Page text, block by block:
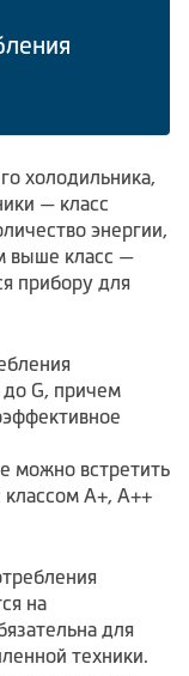
0
холодильника,
— класс
энергии,
выше класс —
прибору для
до G, причем
можно встретить
A+, A++
на
для
техники.